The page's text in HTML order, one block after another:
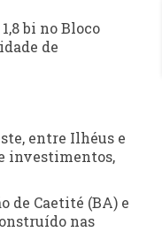
bi no Bloco
de
entre Ilhéus e
investimentos,
de Caetité (BA) e
nas